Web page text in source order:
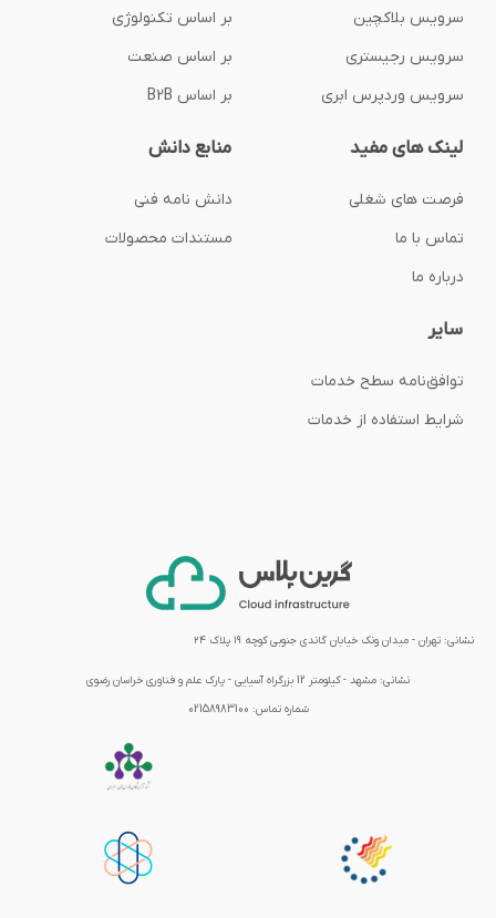
سرویس بلاکچین
سرویس رجیستری
سرویس وردپرس ابری
بر اساس تکنولوژی
بر اساس صنعت
بر اساس B2B
لینک های مفید
فرصت های شغلی
تماس با ما
درباره ما
منابع دانش
دانش نامه فنی
مستندات محصولات
سایر
توافق‌نامه‌ سطح خدمات
شرایط استفاده از خدمات
نشانی: تهران - میدان ونک خیابان گاندی جنوبی کوچه ۱۹ پلاک ۲۴
نشانی: مشهد - کیلومتر 12 بزرگراه آسیایی - پارک علم و فناوری خراسان رضوی
شماره تماس: 02158983100